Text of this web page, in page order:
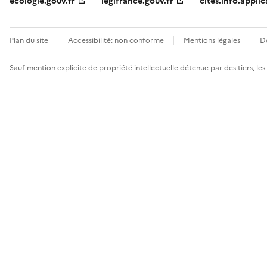
Plan du site Accessibilité: non conforme Mentions légales
Sauf mention explicite de propriété intellectuelle détenue par des tiers,